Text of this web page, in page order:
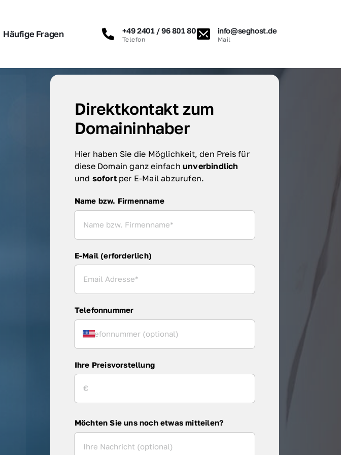
Häufige Fragen +49 2401 / 96 801 80
Telefon
info@seghost.de
Mail
Direktkontakt zum
Domaininhaber
Hier haben Sie die Möglichkeit, den Preis für
diese Domain ganz einfach
und sofort per E-Mail abzurufen.
Name bzw. Firmenname
Name bzw. Firmenname
E-Mail (erforderlich)
Telefonnummer
Ihre Preisvorstellung
Möchten Sie uns noch etwas mitteilen?